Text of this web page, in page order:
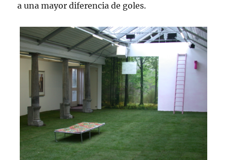
a una mayor diferencia de goles.